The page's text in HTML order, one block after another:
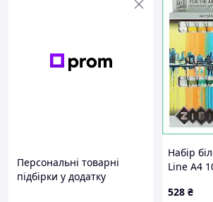
Персональні товарні
підбірки у додатку
Набір
Line А4
528 ₴